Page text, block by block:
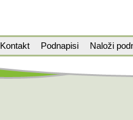
Kontakt Podnapisi Naloži